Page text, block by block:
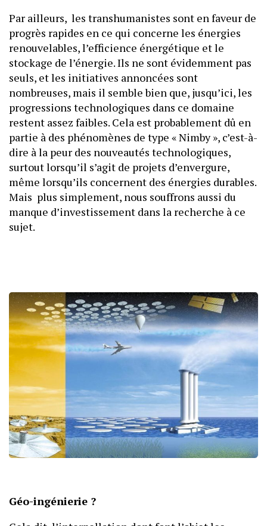
Par ailleurs, les transhumanistes sont en faveur de
progrès rapides en ce qui concerne les énergies
renouvelables, l’efficience énergétique et le
stockage de l’énergie. Ils ne sont évidemment pas
seuls, et les initiatives annoncées sont
nombreuses, mais il semble bien que, jusqu’ici, les
progressions technologiques dans ce domaine
restent assez faibles. Cela est probablement dû en
partie à des phénomènes de type « Nimby », c’est-à-
dire à la peur des nouveautés technologiques,
surtout lorsqu’il s’agit de projets d’envergure,
même lorsqu’ils concernent des énergies durables.
Mais plus simplement, nous souffrons aussi du
manque d’investissement dans la recherche à ce
sujet.
Géo-ingénierie ?